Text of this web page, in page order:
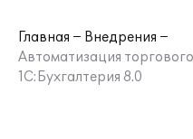
Главная
Внедрения
Автоматизация
1С:Бухгалтерия 8.0